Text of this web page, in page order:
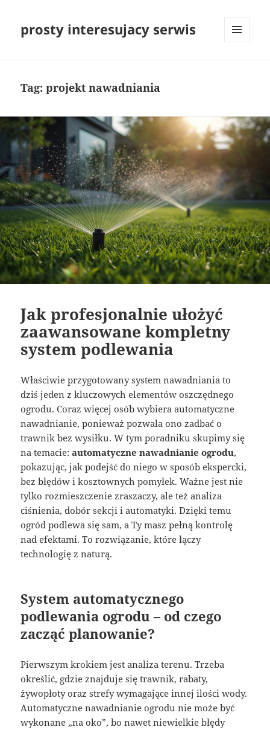
prosty interesujacy serwis
Tag:projekt nawadniania
Jak profesjonalnie ułożyć
zaawansowane kompletny
system podlewania
Właściwie przygotowany system nawadniania to
dziś jeden z kluczowych elementów oszczędnego
ogrodu. Coraz więcej osób wybiera automatyczne
nawadnianie, ponieważ pozwala ono zadbać o
trawnik bez wysiłku. W tym poradniku skupimy się
na temacie:automatyczne nawadnianie ogrodu,
pokazując, jak podejść do niego w sposób ekspercki,
bez błędów i kosztownych pomyłek. Ważne jest nie
tylko rozmieszczenie zraszaczy, ale też analiza
ciśnienia, dobór sekcji i automatyki. Dzięki temu
ogród podlewa się sam, a Ty masz pełną kontrolę
nad efektami. To rozwiązanie, które łączy
technologię z naturą.
System automatycznego
podlewania ogrodu – od czego
zacząć planowanie?
Pierwszym krokiem jest analiza terenu. Trzeba
określić, gdzie znajduje się trawnik, rabaty,
żywopłoty oraz strefy wymagające innej ilości wody.
Automatyczne nawadnianie ogrodu nie może być
wykonane „na oko”, bo nawet niewielkie błędy